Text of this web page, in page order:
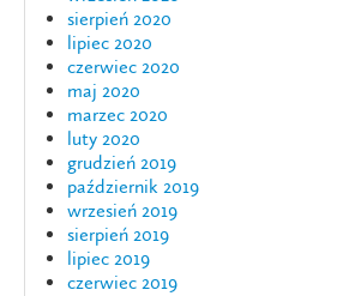
sierpień 2020
lipiec 2020
czerwiec 2020
maj 2020
marzec 2020
luty 2020
grudzień 2019
październik 2019
wrzesień 2019
sierpień 2019
lipiec 2019
czerwiec 2019